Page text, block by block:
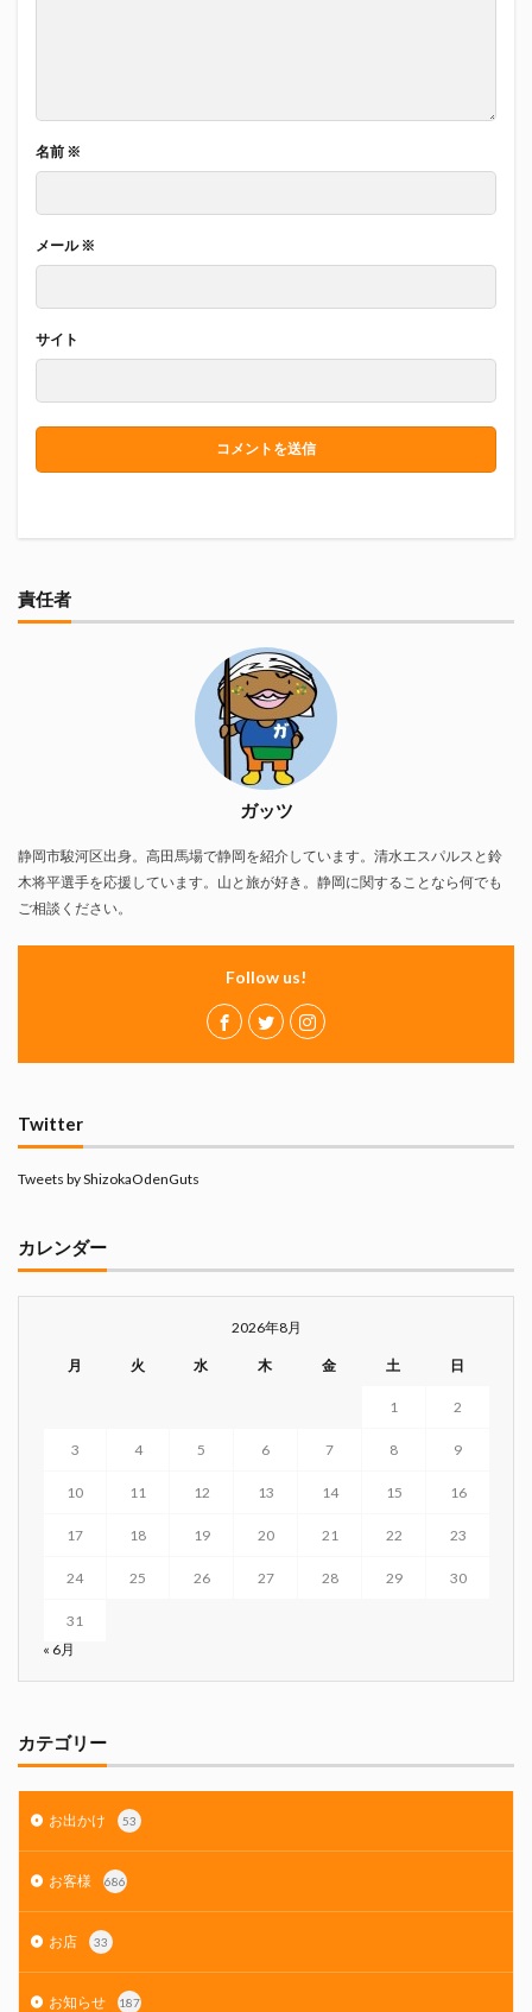
名前 ※
メール※
サイト
責任者
ガッツ
静岡市駿河区出身。高田馬場で静岡を紹介しています。清水エスパルスと鈴
木将平選手を応援しています。山と旅が好き。静岡に関することなら何でも
ご相談ください。
Follow us!
Twitter
Tweets by ShizokaOdenGuts
カレンダー
2026年8月
月 火 水 木 金 土 日
1 2
3 4 5 6 7 8 9
10 11 12 13 14 15 16
17 18 19 20 21 22 23
24 25 26 27 28 29 30
31
« 6月
カテゴリー
お出かけ 53
お客様 686
お店 33
お知らせ 187